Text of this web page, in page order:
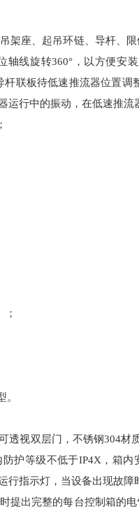
架座、起吊环链、导杆、
轴线旋转360°，以方便安
杆联板待低速推流器位置调
运行中的振动，在低速推流
；
透视双层门，不锈钢304材
防护等级不低于IP4X ，箱
指示灯，当设备出现故障
时提出完整的每台控制箱的